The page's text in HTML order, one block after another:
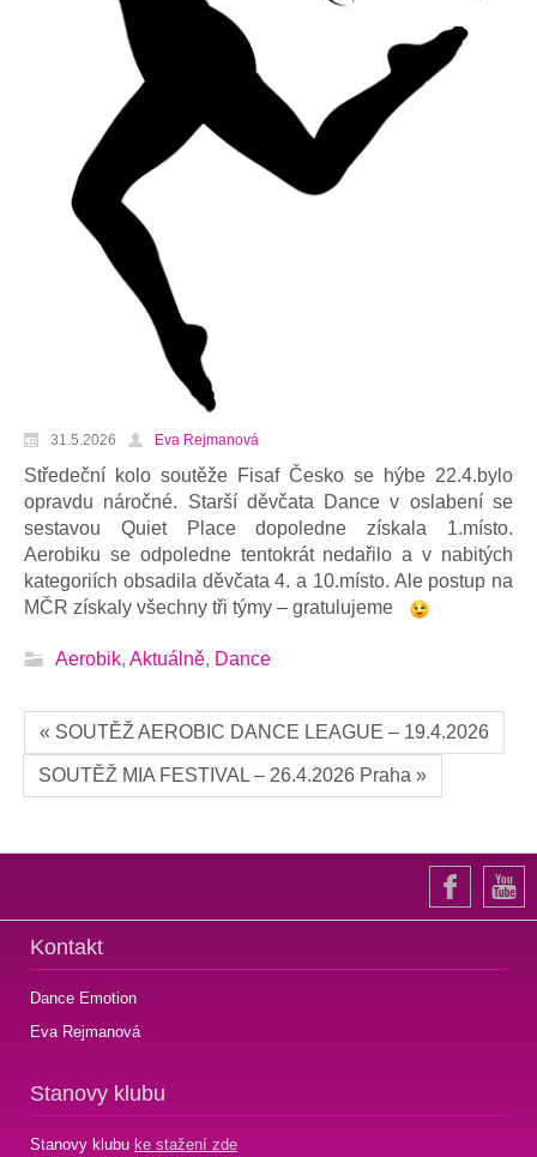
31.5.2026 Eva Rejmanová
Středeční kolo soutěže Fisaf Česko se hýbe 22.4.bylo
opravdu náročné. Starší děvčata Dance v oslabení se
sestavou Quiet Place dopoledne získala 1.místo.
Aerobiku se odpoledne tentokrát nedařilo a v nabitých
kategoriích obsadila děvčata 4. a 10.místo. Ale postup na
MČR získaly všechny tři týmy – gratulujeme
Aerobik, Aktuálně, Dance
« SOUTĚŽ AEROBIC DANCE LEAGUE – 19.4.2026
SOUTĚŽ MIA FESTIVAL – 26.4.2026 Praha »
Kontakt
Dance Emotion
Eva Rejmanová
Stanovy klubu
Stanovy klubu ke stažení zde